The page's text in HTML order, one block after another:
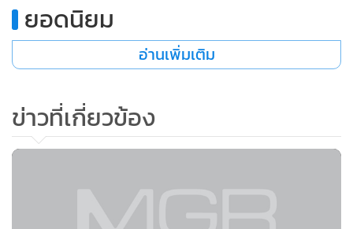
เกม
• SMEs
• อินโดจีน
• กองทุนรวม
ยอดนิยม
อ่านเพิ่มเติม
ข่าวที่เกี่ยวข้อง